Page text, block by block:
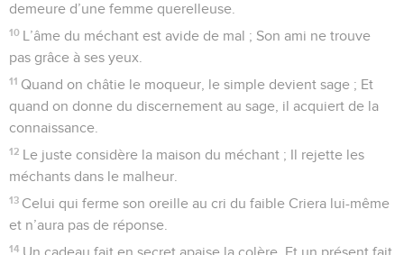
demeure d’une femme querelleuse.
10 L’âme du méchant est avide de mal ; Son ami ne trouve
pas grâce à ses yeux.
11 Quand on châtie le moqueur, le simple devient sage ; Et
quand on donne du discernement au sage, il acquiert de la
connaissance.
12 Le juste considère la maison du méchant ; Il rejette les
méchants dans le malheur.
13 Celui qui ferme son oreille au cri du faible Criera lui-même
et n’aura pas de réponse.
14 Un cadeau fait en secret apaise la colère, Et un présent fait